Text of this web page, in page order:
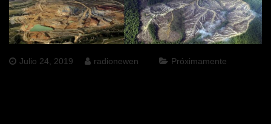
Julio 24, 2019 radionewen Próximamente